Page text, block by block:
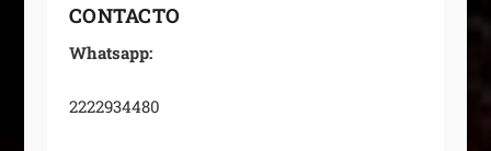
CONTACTO
Whatsapp:
2222934480